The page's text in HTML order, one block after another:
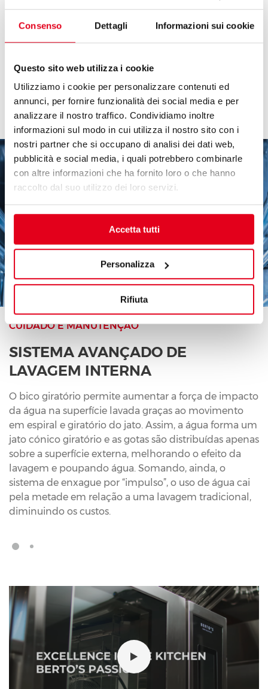
Consenso Dettagli Informazioni sui cookie
Questo sito web utilizza i cookie
Utilizziamo i cookie per personalizzare contenuti ed
annunci, per fornire funzionalità dei social media e per
analizzare il nostro traffico. Condividiamo inoltre
informazioni sul modo in cui utilizza il nostro sito con i
nostri partner che si occupano di analisi dei dati web,
pubblicità e social media, i quali potrebbero combinarle
con altre informazioni che ha fornito loro o che hanno
raccolto dal suo utilizzo dei loro servizi.
Accetta tutti
Personalizza
Rifiuta
colaboração com os nossos Corporate Chefs. Dessa
forma, não é necessário configurar nenhum
disponíveis.
CUIDADO E MANUTENÇÃO
SISTEMA AVANÇADO DE
LAVAGEM INTERNA
O bico giratório permite aumentar a força de impacto
da água na superfície lavada graças ao movimento
em espiral e giratório do jato. Assim, a água forma um
jato cónico giratório e as gotas são distribuídas apenas
sobre a superfície externa, melhorando o efeito da
lavagem e poupando água. Somando, ainda, o
sistema de enxague por “impulso”, o uso de água cai
pela metade em relação a uma lavagem tradicional,
diminuindo os custos.